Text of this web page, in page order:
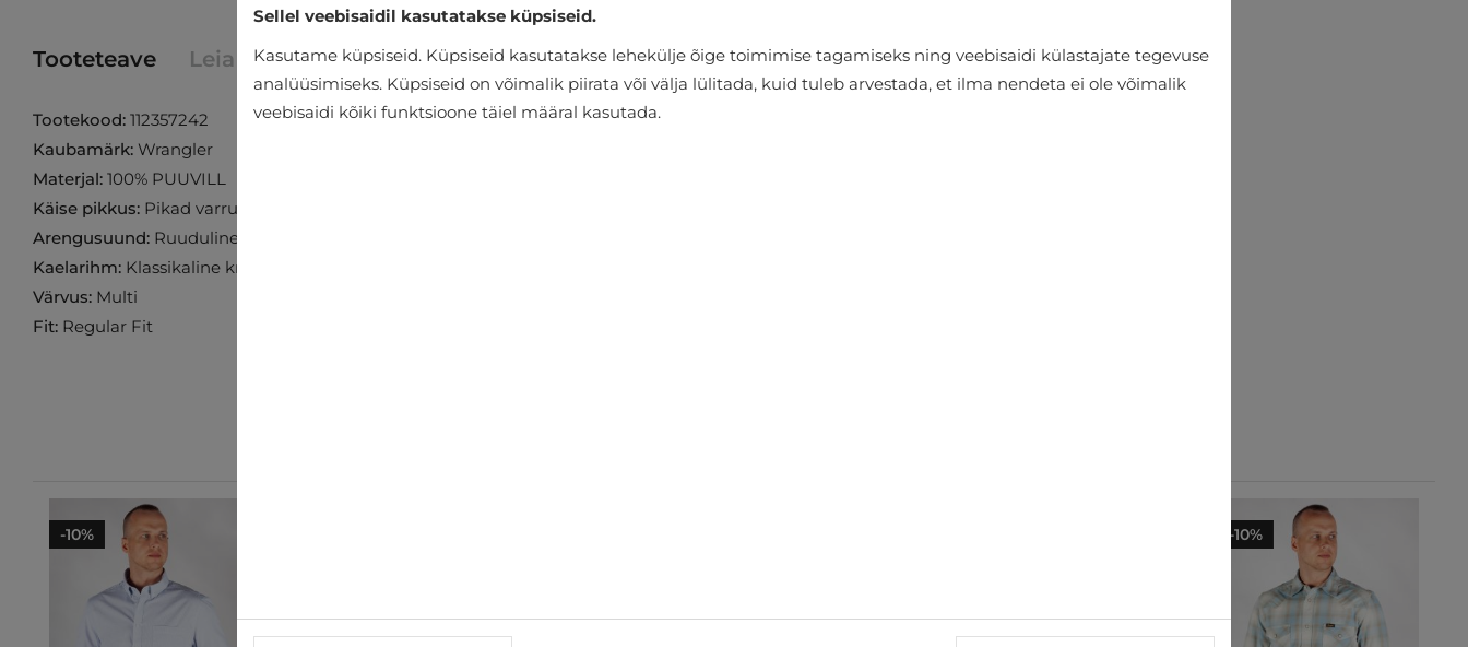
Tooteteave Leia toode poest
Tootekood: 112357242
Kaubamärk: Wrangler
Materjal: 100% PUUVILL
Käise pikkus: Pikad varrukad
Arengusuund: Ruuduline
Kaelarihm: Klassikaline krae
Värvus: Multi
Fit: Regular Fit
-10%
-10%
Sellel veebisaidil kasutatakse küpsiseid.
Kasutame küpsiseid. Küpsiseid kasutatakse lehekülje õige toimimise tagamiseks ning veebisaidi külastajate tegevuse
analüüsimiseks. Küpsiseid on võimalik piirata või välja lülitada, kuid tuleb arvestada, et ilma nendeta ei ole võimalik
veebisaidi kõiki funktsioone täiel määral kasutada.